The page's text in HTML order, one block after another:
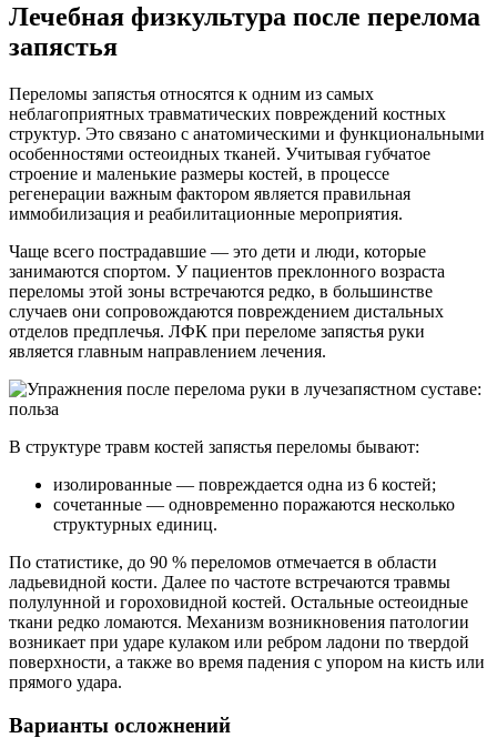
Лечебная физкультура после перелома
запястья
Переломы запястья относятся к одним из самых
неблагоприятных травматических повреждений костных
структур. Это связано с анатомическими и функциональными
особенностями остеоидных тканей. Учитывая губчатое
строение и маленькие размеры костей, в процессе
регенерации важным фактором является правильная
иммобилизация и реабилитационные мероприятия.
Чаще всего пострадавшие — это дети и люди, которые
занимаются спортом. У пациентов преклонного возраста
переломы этой зоны встречаются редко, в большинстве
случаев они сопровождаются повреждением дистальных
отделов предплечья. ЛФК при переломе запястья руки
является главным направлением лечения.
В структуре травм костей запястья переломы бывают:
изолированные — повреждается одна из 6 костей;
сочетанные — одновременно поражаются несколько
структурных единиц.
По статистике, до 90 % переломов отмечается в области
ладьевидной кости. Далее по частоте встречаются травмы
полулунной и гороховидной костей. Остальные остеоидные
ткани редко ломаются. Механизм возникновения патологии
возникает при ударе кулаком или ребром ладони по твердой
поверхности, а также во время падения с упором на кисть или
прямого удара.
Варианты осложнений